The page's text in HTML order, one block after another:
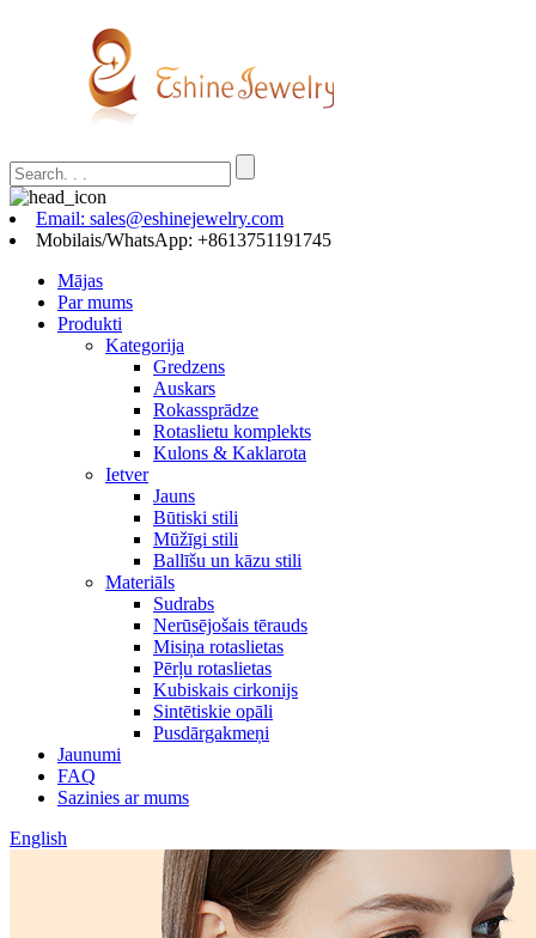
Email: sales@eshinejewelry.com
Mobilais/WhatsApp: +8613751191745
Mājas
Par mums
Produkti
Kategorija
Gredzens
Auskars
Rokassprādze
Rotaslietu komplekts
Kulons & Kaklarota
Ietver
Jauns
Būtiski stili
Mūžīgi stili
Ballīšu un kāzu stili
Materiāls
Sudrabs
Nerūsējošais tērauds
Misiņa rotaslietas
Pērļu rotaslietas
Kubiskais cirkonijs
Sintētiskie opāli
Pusdārgakmeņi
Jaunumi
FAQ
Sazinies ar mums
English